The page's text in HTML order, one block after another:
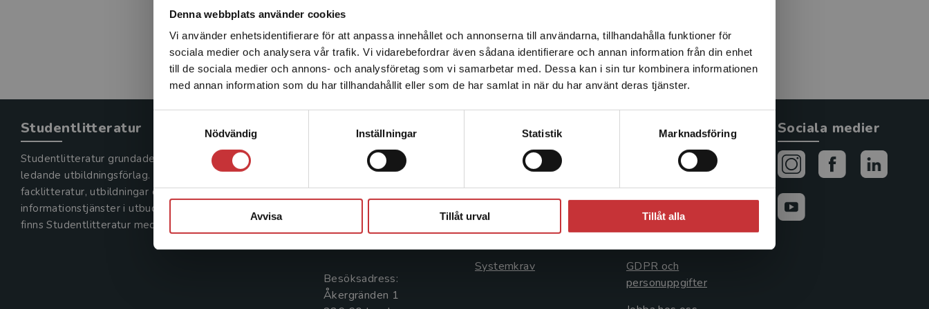
Denna webbplats använder cookies
Vi använder enhetsidentifierare för att anpassa innehållet och annonserna till användarna, tillhandahålla funktioner för
sociala medier och analysera vår trafik. Vi vidarebefordrar även sådana identifierare och annan information från din enhet
till de sociala medier och annons- och analysföretag som vi samarbetar med. Dessa kan i sin tur kombinera informationen
med annan information som du har tillhandahållit eller som de har samlat in när du har använt deras tjänster.
Nödvändig
Inställningar Statistik Marknadsföring
Avvisa Tillåt urval Tillåt alla
Det verkar som att du besöker studentlitteratur.se via en
enhet utanför Sverige. Vi erbjuder inte leveranser utanför
Sverige. För att kunna slutföra ett köp måste
leveransadressen vara i Sverige.Läs mer
Studentlitteratur
Studentlitteratur grundades 1963 och är idag Sveriges
ledande utbildningsförlag. Med läromedel, kurslitteratur,
facklitteratur, utbildningar och digitala
informationstjänster i utbudet,
finns Studentlitteratur med längs hela kunskapsresan.
Kontakta oss
Kontakta oss
046-31 20 00
Box 141
221 00 Lund
Besöksadress:
Åkergränden 1
Kundservice
Kontakta kundservice
046-31 21 00
Frågor och svar
Systemkrav
Allmänna länkar
Avtal och rättigheter
Cookies
GDPR och
personuppgifter
Sociala medier